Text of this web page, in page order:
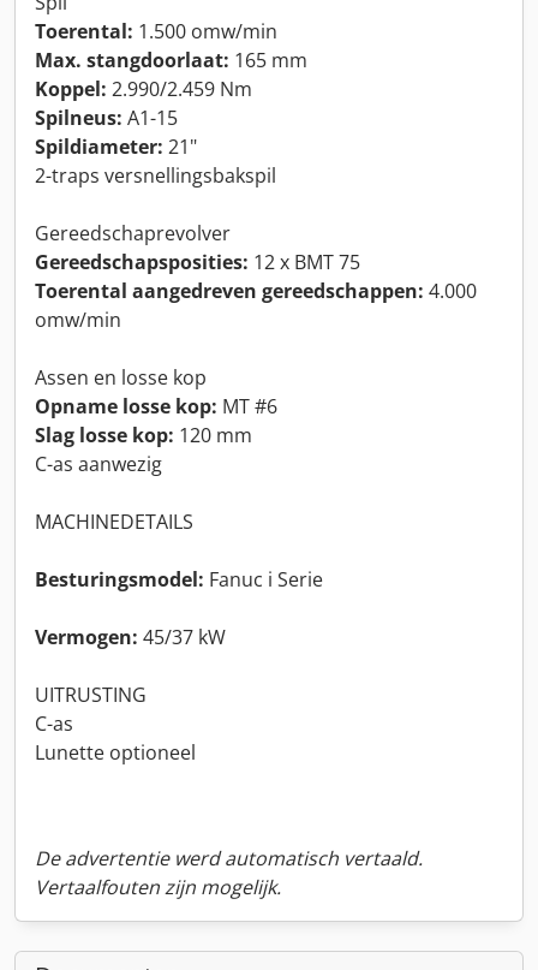
Toerental: 1.500 omw/min
Max. stangdoorlaat: 165 mm
Koppel: 2.990/2.459 Nm
Spilneus: A1-15
Spildiameter: 21"
2-traps versnellingsbakspil
Gereedschaprevolver
Gereedschapsposities: 12 x BMT 75
Toerental aangedreven gereedschappen: 4.000
omw/min
Assen en losse kop
Opname losse kop: MT #6
Slag losse kop: 120 mm
C-as aanwezig
MACHINEDETAILS
Besturingsmodel: Fanuc i Serie
Vermogen: 45/37 kW
UITRUSTING
C-as
Lunette optioneel
De advertentie werd automatisch vertaald.
Vertaalfouten zijn mogelijk.